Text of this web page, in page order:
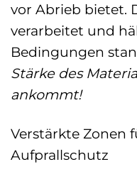
vor Abrieb bietet.
verarbeitet und
Bedingungen
Stärke des
ankommt!
Verstärkte Zonen
Aufprallschutz